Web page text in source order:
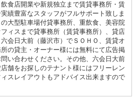
食店開業や新規独立まで賃貸事務所・賃
績豊富なスタッフがフルサポート致しま
大型駐車場付貸事務所、重飲食、美容院
ィスまで貸事務所（賃貸事務所）、貸店
会日大前（藤沢市）でＳＯＨＯ、賃貸オ
の貸主・オーナー様には無料にて広告掲
い合わせください。その他、六会日大前
店舗をお探しのテナント様にはフリーレン
スレイアウトもアドバイス出来ますので